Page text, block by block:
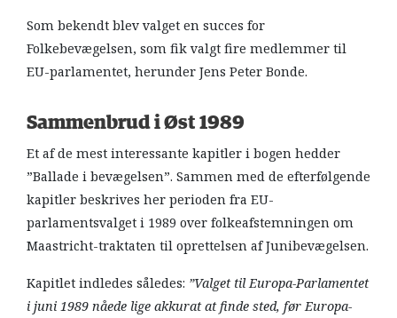
Som bekendt blev valget en succes for
Folkebevægelsen, som fik valgt fire medlemmer til
EU-parlamentet, herunder Jens Peter Bonde.
Sammenbrud i Øst 1989
Et af de mest interessante kapitler i bogen hedder
”Ballade i bevægelsen”. Sammen med de efterfølgende
kapitler beskrives her perioden fra EU-
parlamentsvalget i 1989 over folkeafstemningen om
Maastricht-traktaten til oprettelsen af Junibevægelsen.
Kapitlet indledes således: ”Valget til Europa-Parlamentet
i juni 1989 nåede lige akkurat at finde sted, før Europa-